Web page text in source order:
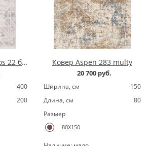
Ковер Elexus Olimpos 22 бежевый
400
200
Ковер Aspen 283 multy
20 700 руб.
Ширина, cм
150
Длина, cм
80
Размер
80X150